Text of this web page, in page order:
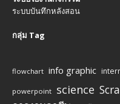
ระบบบันทึกหลังสอน
กลุ่ม Tag
flowchart info graphic
powerpoint science